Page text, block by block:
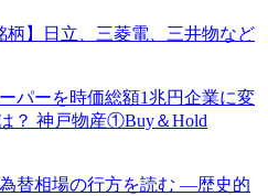
柄】日立、三菱電、三井物など
パーを時価総額1兆円企業に変
？ 神戸物産①Buy＆Hold
替相場の行方を読む ―歴史的